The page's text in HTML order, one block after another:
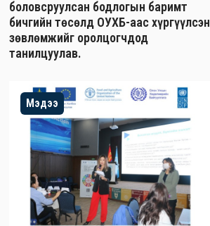
боловсруулсан бодлогын баримт
бичгийн төсөлд ОУХБ-аас хүргүүлсэн
зөвлөмжийг оролцогчдод
танилцуулав.
Мэдээ